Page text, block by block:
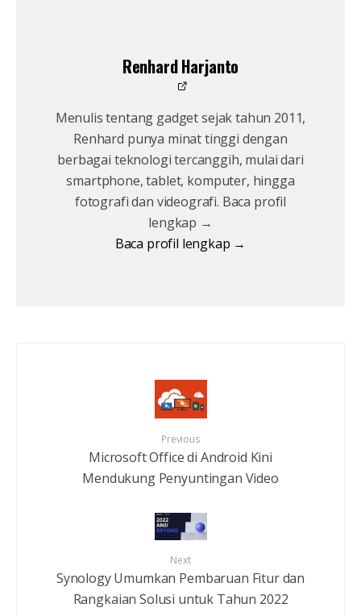
Renhard Harjanto
Menulis tentang gadget sejak tahun 2011,
Renhard punya minat tinggi dengan
berbagai teknologi tercanggih, mulai dari
smartphone, tablet, komputer, hingga
fotografi dan videografi. Baca profil
lengkap →
Baca profil lengkap →
Previous
Microsoft Office di Android Kini
Mendukung Penyuntingan Video
Next
Synology Umumkan Pembaruan Fitur dan
Rangkaian Solusi untuk Tahun 2022